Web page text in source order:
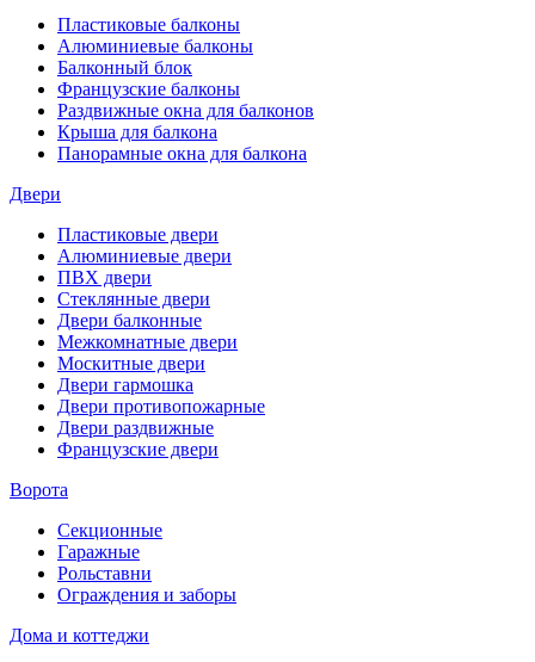
Пластиковые балконы
Алюминиевые балконы
Балконный блок
Французские балконы
Раздвижные окна для балконов
Крыша для балкона
Панорамные окна для балкона
Двери
Пластиковые двери
Алюминиевые двери
ПВХ двери
Стеклянные двери
Двери балконные
Межкомнатные двери
Москитные двери
Двери гармошка
Двери противопожарные
Двери раздвижные
Французские двери
Ворота
Секционные
Гаражные
Рольставни
Ограждения и заборы
Дома и коттеджи